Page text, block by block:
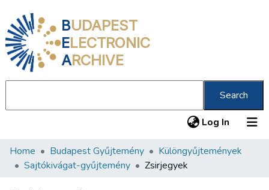
BUDAPEST
ELECTRONIC
ARCHIVE
Search
Log In (current)
Communities & Collections
Home Budapest Gyűjtemény
Különgyűjtemények
Sajtókivágat-gyűjtemény
Zsirjegyek